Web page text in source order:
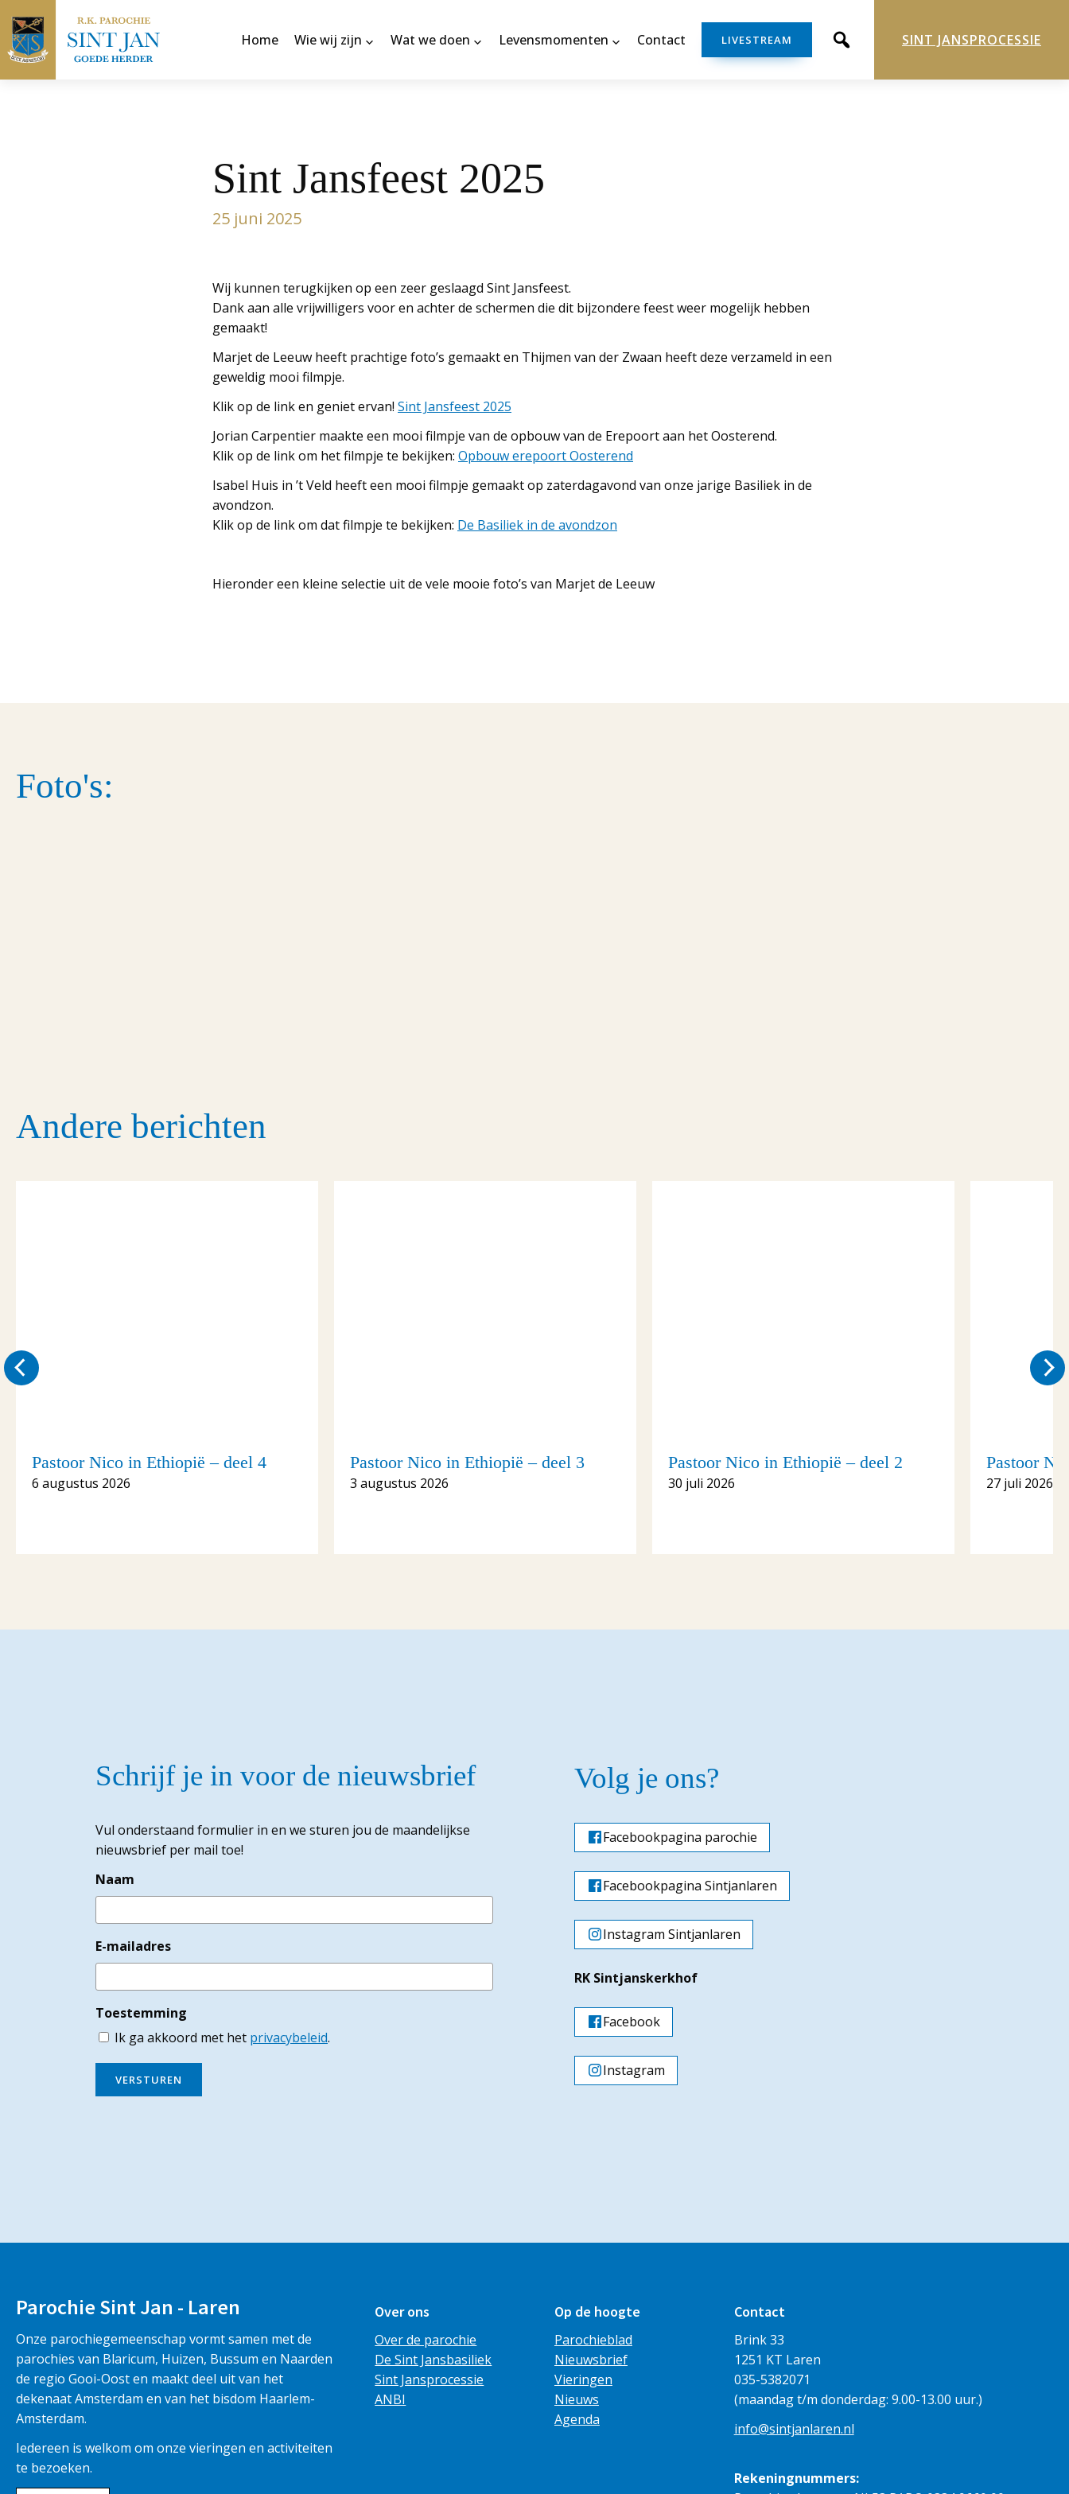
Home Wie wij zijn Wat we doen Levensmomenten Contact LIVESTREAM SINT JANSPROCESSIE
Sint Jansfeest 2025
25 juni 2025
Wij kunnen terugkijken op een zeer geslaagd Sint Jansfeest.
Dank aan alle vrijwilligers voor en achter de schermen die dit bijzondere feest weer mogelijk hebben
gemaakt!
Marjet de Leeuw heeft prachtige foto’s gemaakt en Thijmen van der Zwaan heeft deze verzameld in een
geweldig mooi filmpje.
Klik op de link en geniet ervan! Sint Jansfeest 2025
Jorian Carpentier maakte een mooi filmpje van de opbouw van de Erepoort aan het Oosterend.
Klik op de link om het filmpje te bekijken: Opbouw erepoort Oosterend
Isabel Huis in ’t Veld heeft een mooi filmpje gemaakt op zaterdagavond van onze jarige Basiliek in de
avondzon.
Klik op de link om dat filmpje te bekijken: De Basiliek in de avondzon
Hieronder een kleine selectie uit de vele mooie foto’s van Marjet de Leeuw
Foto's:
Andere berichten
Pastoor Nico in Ethiopië – deel 4
6 augustus 2026
Pastoor Nico in Ethiopië – deel 3
3 augustus 2026
Pastoor Nico in Ethiopië – deel 2
30 juli 2026
Pastoor
27 juli 2026
Schrijf je in voor de nieuwsbrief
Vul onderstaand formulier in en we sturen jou de maandelijkse
nieuwsbrief per mail toe!
Naam
E-mailadres
Toestemming
Ik ga akkoord met het privacybeleid.
VERSTUREN
Volg je ons?
Facebookpagina parochie
Facebookpagina Sintjanlaren
Instagram Sintjanlaren
RK Sintjanskerkhof
Facebook
Instagram
Parochie Sint Jan - Laren
Onze parochiegemeenschap vormt samen met de
parochies van Blaricum, Huizen, Bussum en Naarden
de regio Gooi-Oost en maakt deel uit van het
dekenaat Amsterdam en van het bisdom Haarlem-
Amsterdam.
Iedereen is welkom om onze vieringen en activiteiten
te bezoeken.
Over ons
Over de parochie
De Sint Jansbasiliek
Sint Jansprocessie
ANBI
Op de hoogte
Parochieblad
Nieuwsbrief
Vieringen
Nieuws
Agenda
Contact
Brink 33
1251 KT Laren
035-5382071
(maandag t/m donderdag: 9.00-13.00 uur.)
info@sintjanlaren.nl
Rekeningnummers: